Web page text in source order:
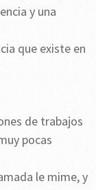
y una
que existe en
de trabajos
pocas
le mime, y